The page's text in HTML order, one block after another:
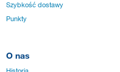
Szybkość dostawy
Punkty
O nas